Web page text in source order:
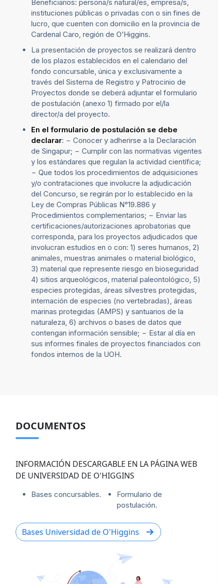
Beneficiarios: persona/s natural/es, empresa/s,
instituciones públicas o privadas con o sin fines de
lucro, que cuenten con domicilio en la provincia de
Cardenal Caro, región de O’Higgins.
La presentación de proyectos se realizará dentro
de los plazos establecidos en el calendario del
fondo concursable, única y exclusivamente a
través del Sistema de Registro y Patrocinio de
Proyectos donde se deberá adjuntar el formulario
de postulación (anexo 1) firmado por el/la
director/a del proyecto.
En el formulario de postulación se debe
declarar: − Conocer y adherirse a la Declaración
de Singapur; − Cumplir con las normativas vigentes
y los estándares que regulan la actividad científica;
− Que todos los procedimientos de adquisiciones
y/o contrataciones que involucre la adjudicación
del Concurso, se regirán por lo establecido en la
Ley de Compras Públicas N°19.886 y
Procedimientos complementarios; − Enviar las
certificaciones/autorizaciones aprobatorias que
corresponda, para los proyectos adjudicados que
involucran estudios en o con: 1) seres humanos, 2)
animales, muestras animales o material biológico,
3) material que represente riesgo en bioseguridad
4) sitios arqueológicos, material paleontológico, 5)
especies protegidas, áreas silvestres protegidas,
internación de especies (no vertebradas), áreas
marinas protegidas (AMPS) y santuarios de la
naturaleza, 6) archivos o bases de datos que
contengan información sensible; − Estar al día en
sus informes finales de proyectos financiados con
fondos internos de la UOH.
DOCUMENTOS
INFORMACIÓN DESCARGABLE EN LA PÁGINA WEB
DE UNIVERSIDAD DE O'HIGGINS
Bases concursables.
Formulario de
postulación.
Bases Universidad de O'Higgins